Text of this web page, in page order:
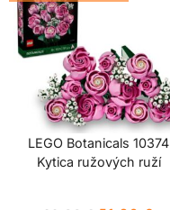
LEGO Botanicals 10374
Kytica ružových ruží